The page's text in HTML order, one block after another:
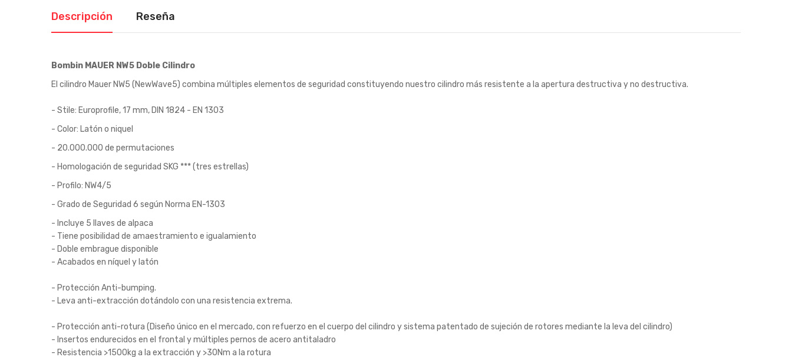
Descripción Reseña
Bombin MAUER NW5 Doble Cilindro
El cilindro Mauer NW5 (NewWave5) combina múltiples elementos de seguridad constituyendo nuestro cilindro más resistente a la apertura destructiva y no destructiva.
- Stile: Europrofile, 17 mm, DIN 1824 - EN 1303
- Color: Latón o niquel
- 20.000.000 de permutaciones
- Homologación de seguridad SKG *** (tres estrellas)
- Profilo: NW4/5
- Grado de Seguridad 6 según Norma EN-1303
- Incluye 5 llaves de alpaca
- Tiene posibilidad de amaestramiento e igualamiento
- Doble embrague disponible
- Acabados en níquel y latón
- Protección Anti-bumping.
- Leva anti-extracción dotándolo con una resistencia extrema.
- Protección anti-rotura (Diseño único en el mercado, con refuerzo en el cuerpo del cilindro y sistema patentado de sujeción de rotores mediante la leva del cilindro)
- Insertos endurecidos en el frontal y múltiples pernos de acero antitaladro
- Resistencia >1500kg a la extracción y >30Nm a la rotura